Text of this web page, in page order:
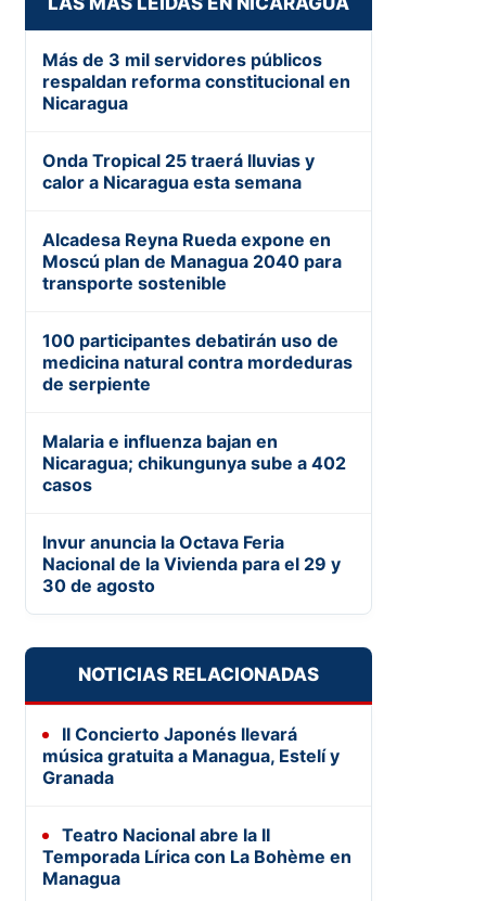
Más de 3 mil servidores públicos
respaldan reforma constitucional en
Nicaragua
Onda Tropical 25 traerá lluvias y
calor a Nicaragua esta semana
Alcadesa Reyna Rueda expone en
Moscú plan de Managua 2040 para
transporte sostenible
100 participantes debatirán uso de
medicina natural contra mordeduras
de serpiente
Malaria e influenza bajan en
Nicaragua; chikungunya sube a 402
casos
Invur anuncia la Octava Feria
Nacional de la Vivienda para el 29 y
30 de agosto
NOTICIAS RELACIONADAS
II Concierto Japonés llevará
música gratuita a Managua, Estelí y
Granada
Teatro Nacional abre la II
Temporada Lírica con La Bohème en
Managua